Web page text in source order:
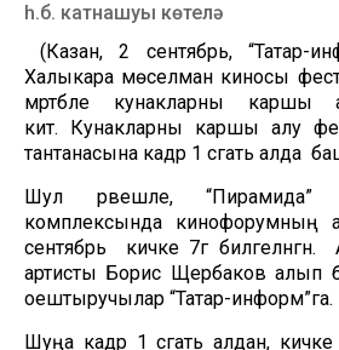
һ.б. катнашуы көтелә
(Казан, 2 сентябрь, “Татар-
Халыкара мөселман киносы
мәртәбәле кунакларны
китә. Кунакларны каршы алу
тантанасына кадәр 1 сәгать алда
Шул рәвешле, “Пирамида”
комплексында кинофорумның
сентябрь кичке 7гә
артисты Борис Щербаков алып
оештыручылар “Татар-информ”га.
Шуңа кадәр 1 сәгать алдан,